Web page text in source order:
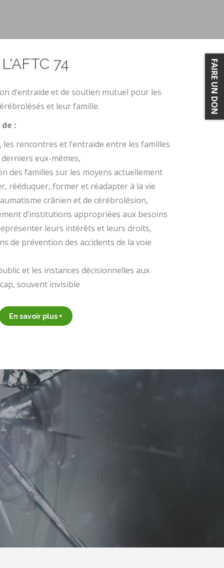
L'AFTC 74
d’entraide et de soutien mutuel pour les
et leur famille.
:
les rencontres et l’entraide entre les familles
eux-mêmes,
des familles sur les moyens actuellement
rééduquer, former et réadapter à la vie
crânien et de cérébrolésion,
d’institutions appropriées aux besoins
leurs intérêts et leurs droits,
de prévention des accidents de la voie
et les instances décisionnelles aux
souvent invisible
En savoir plus +
FAIRE UN DON